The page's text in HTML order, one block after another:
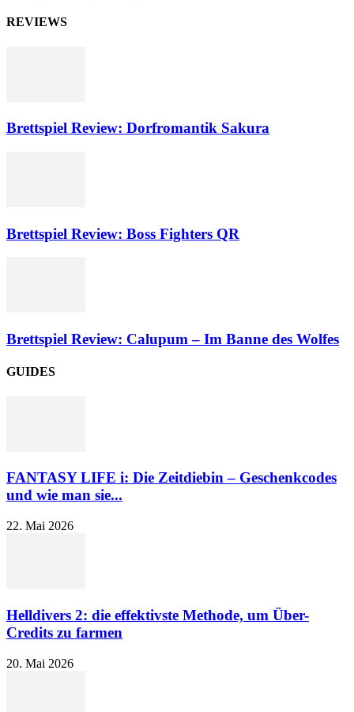
REVIEWS
Brettspiel Review: Dorfromantik Sakura
Brettspiel Review: Boss Fighters QR
Brettspiel Review: Calupum – Im Banne des Wolfes
GUIDES
FANTASY LIFE i: Die Zeitdiebin – Geschenkcodes
und wie man sie...
22. Mai 2026
Helldivers 2: die effektivste Methode, um Über-
Credits zu farmen
20. Mai 2026